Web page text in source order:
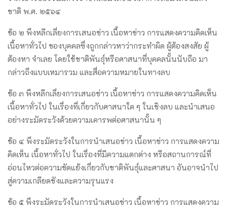
ชาติ พ.ศ. ๒๕๖๔
ข้อ ๒ พึงหลีกเลี่ยงการเสนอข่าว เนื้อหาข่าว การแสดงความคิดเห็น
เนื้อหาทั่วไป ของบุคคลซึ่งถูกกล่าวหาว่ากระทำผิด ผู้ต้องสงสัย ผู้
ต้องหา จำเลย โดยใช้ชาติพันธุ์หรือศาสนาที่บุคคลนั้นนับถือ มา
กล่าวถึงแบบเหมารวม และสื่อความหมายในทางลบ
ข้อ ๓ พึงหลีกเลี่ยงการเสนอข่าว เนื้อหาข่าว การแสดงความคิดเห็น
เนื้อหาทั่วไป ในเรื่องที่เกี่ยวกับศาสนาใด ๆ ในเชิงลบ และนำเสนอ
อย่างระมัดระวังด้วยความเคารพต่อศาสนานั้น ๆ
ข้อ ๔ พึงระมัดระวังในการนำเสนอข่าว เนื้อหาข่าว การแสดงความ
คิดเห็น เนื้อหาทั่วไป ในเรื่องที่มีความแตกต่าง หรือสถานการณ์ที่
อ่อนไหวต่อความขัดแย้งเกี่ยวกับชาติพันธุ์และศาสนา อันอาจนำไป
สู่ความเกลียดชังและความรุนแรง
ข้อ ๕ พึงระมัดระวังในการนำเสนอข่าว เนื้อหาข่าว การแสดงความ